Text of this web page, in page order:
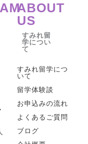
ABOUT
US
すみれ留
学につい
て
すみれ留学につ
いて
留学体験談
お申込みの流れ
よくあるご質問
ブログ